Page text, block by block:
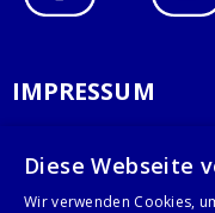
IMPRESSUM
AGB
Diese Webseite
Wir verwenden Cookies,